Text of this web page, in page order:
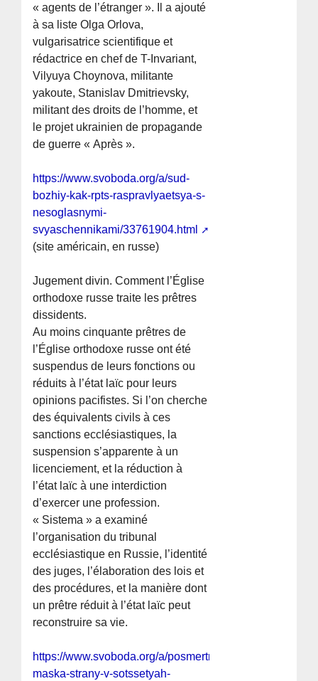
« agents de l’étranger ». Il a ajouté
à sa liste Olga Orlova,
vulgarisatrice scientifique et
rédactrice en chef de T-Invariant,
Vilyuya Choynova, militante
yakoute, Stanislav Dmitrievsky,
militant des droits de l’homme, et
le projet ukrainien de propagande
de guerre « Après ».
https://www.svoboda.org/a/sud-
bozhiy-kak-rpts-raspravlyaetsya-s-
nesoglasnymi-
svyaschennikami/33761904.html
(site américain, en russe)
Jugement divin. Comment l’Église
orthodoxe russe traite les prêtres
dissidents.
Au moins cinquante prêtres de
l’Église orthodoxe russe ont été
suspendus de leurs fonctions ou
réduits à l’état laïc pour leurs
opinions pacifistes. Si l’on cherche
des équivalents civils à ces
sanctions ecclésiastiques, la
suspension s’apparente à un
licenciement, et la réduction à
l’état laïc à une interdiction
d’exercer une profession.
« Sistema » a examiné
l’organisation du tribunal
ecclésiastique en Russie, l’identité
des juges, l’élaboration des lois et
des procédures, et la manière dont
un prêtre réduit à l’état laïc peut
reconstruire sa vie.
https://www.svoboda.org/a/posmertnaya-
maska-strany-v-sotssetyah-